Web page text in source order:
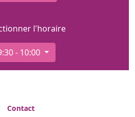
l'horaire
- 10:00
Contact